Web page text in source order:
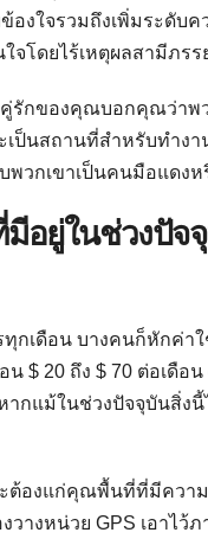
งใจรวมถึงเพิ่มระดับค
จโดยไร้เหตุผลสามีภร
รักของคุณบอกคุณว่าพ
เป็นสถานที่สำหรับทำง
วกเขาเป็นคนมือแดงห
มีอยู่ในช่วงปั
กเดือน บางคนก็หักค่า
$ 20 ถึง $ 70 ต่อเดื
กแม้ในช่วงปัจจุบันสิ่ง
ต้องแก่คุณพื้นที่ที่มีควา
างหน่วย GPS เอาไว้